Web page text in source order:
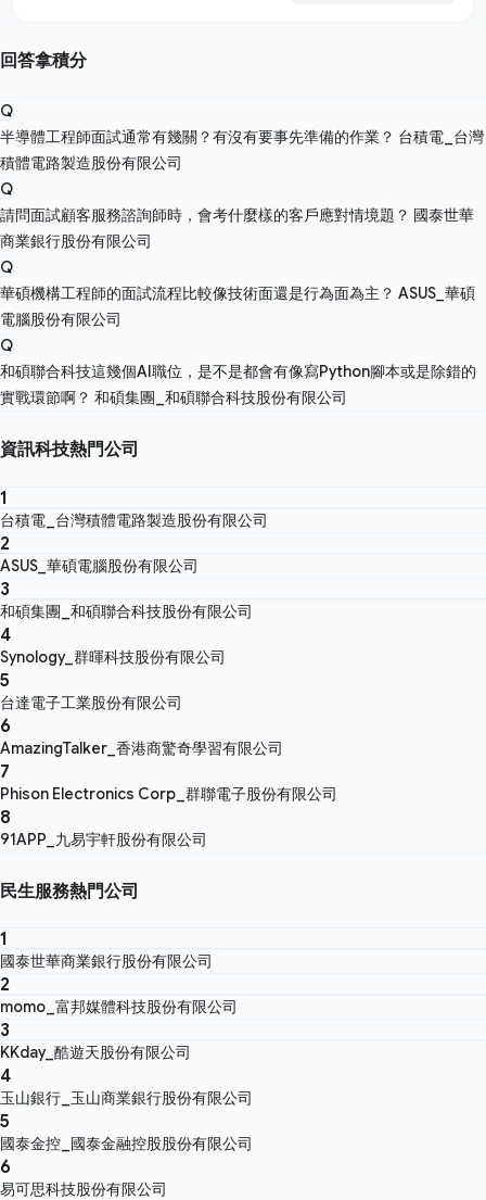
回答拿積分
Q
半導體工程師面試通常有幾關？有沒有要事先準備的作業？ 台積電_台灣
積體電路製造股份有限公司
Q
請問面試顧客服務諮詢師時，會考什麼樣的客戶應對情境題？ 國泰世華
商業銀行股份有限公司
Q
華碩機構工程師的面試流程比較像技術面還是行為面為主？ ASUS_華碩
電腦股份有限公司
Q
和碩聯合科技這幾個AI職位，是不是都會有像寫Python腳本或是除錯的
實戰環節啊？ 和碩集團_和碩聯合科技股份有限公司
資訊科技熱門公司
1
台積電_台灣積體電路製造股份有限公司
2
ASUS_華碩電腦股份有限公司
3
和碩集團_和碩聯合科技股份有限公司
4
Synology_群暉科技股份有限公司
5
台達電子工業股份有限公司
6
AmazingTalker_香港商驚奇學習有限公司
7
Phison Electronics Corp_群聯電子股份有限公司
8
91APP_九易宇軒股份有限公司
民生服務熱門公司
1
國泰世華商業銀行股份有限公司
2
momo_富邦媒體科技股份有限公司
3
KKday_酷遊天股份有限公司
4
玉山銀行_玉山商業銀行股份有限公司
5
國泰金控_國泰金融控股股份有限公司
6
易可思科技股份有限公司